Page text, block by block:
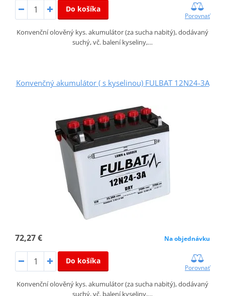
Do košíka
Porovnať
Konvenční olověný kys. akumulátor (za sucha nabitý), dodávaný
suchý, vč. balení kyseliny,…
Konvenčný akumulátor ( s kyselinou) FULBAT 12N24-3A
72,27 € Na objednávku
Do košíka
Porovnať
Konvenční olověný kys. akumulátor (za sucha nabitý), dodávaný
suchý, vč. balení kyseliny,…